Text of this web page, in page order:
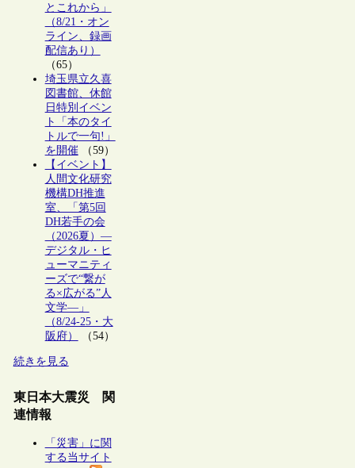
とこれから」
（8/21・オン
ライン、録画
配信あり）
（65）
埼玉県立久喜
図書館、休館
日特別イベン
ト「本のタイ
トルで一句!」
を開催（59）
【イベント】
人間文化研究
機構DH推進
室、「第5回
DH若手の会
（2026夏）―
デジタル・ヒ
ューマニティ
ーズで“繋が
る×広がる”人
文学―」
（8/24-25・大
阪府）
（54）
続きを見る
東日本大震災 関
連情報
「災害」に関
する当サイト